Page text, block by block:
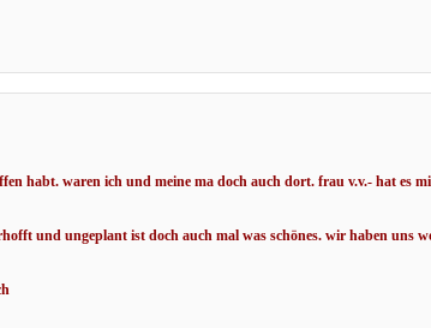
habt. waren ich und meine ma doch auch dort. frau v.v.- hat es
und ungeplant ist doch auch mal was schönes. wir haben uns